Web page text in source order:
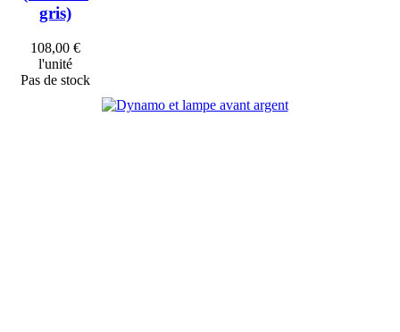
gris)
108,00 €
l'unité
Pas de stock